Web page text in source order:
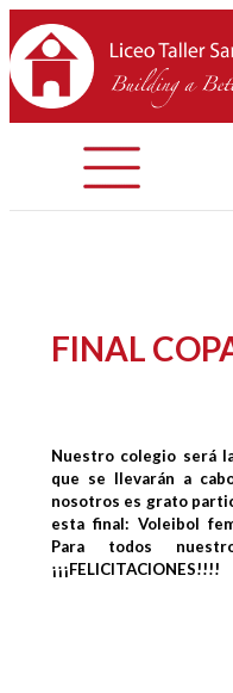
FINAL
Nuestro colegio será
que se llevarán a
nosotros es grato
esta final: Voleibol
Para todos
¡¡¡FELICITACIONES!!!!